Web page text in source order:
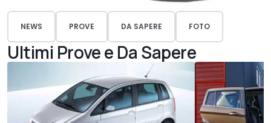
NEWS PROVE DA SAPERE FOTO
Ultimi Prove e Da Sapere